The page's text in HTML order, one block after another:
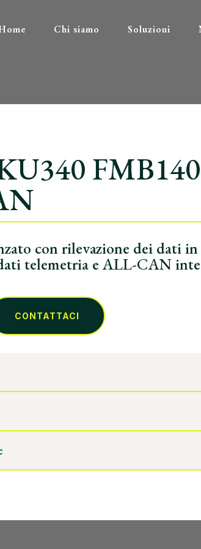
Chi siamo Soluzioni
FMB140
con rilevazione dei dati in
telemetria e ALL-CAN
CONTATTACI